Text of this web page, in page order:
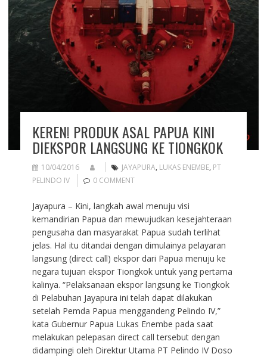
KEREN! PRODUK ASAL PAPUA KINI
DIEKSPOR LANGSUNG KE TIONGKOK
10/04/2016 JAYAPURA, LUKAS ENEMBE, PT
PELINDO IV
0 COMMENT
Jayapura – Kini, langkah awal menuju visi
kemandirian Papua dan mewujudkan kesejahteraan
pengusaha dan masyarakat Papua sudah terlihat
jelas. Hal itu ditandai dengan dimulainya pelayaran
langsung (direct call) ekspor dari Papua menuju ke
negara tujuan ekspor Tiongkok untuk yang pertama
kalinya. “Pelaksanaan ekspor langsung ke Tiongkok
di Pelabuhan Jayapura ini telah dapat dilakukan
setelah Pemda Papua menggandeng Pelindo IV,”
kata Gubernur Papua Lukas Enembe pada saat
melakukan pelepasan direct call tersebut dengan
didampingi oleh Direktur Utama PT Pelindo IV Doso